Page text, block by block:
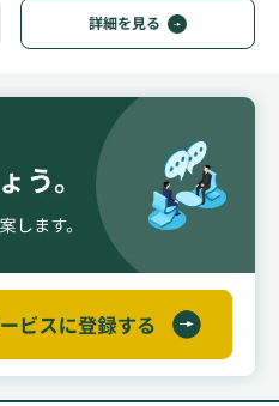
詳細を見る